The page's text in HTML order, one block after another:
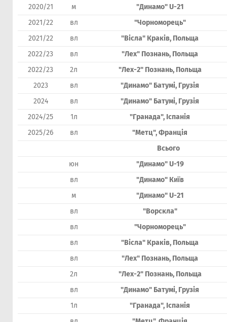
2020/21
м
"Динамо" U-21
2021/22
вл
"Чорноморець"
2021/22
вл
"Вісла" Краків, Польща
2022/23
вл
"Лех" Познань, Польща
2022/23
2л
"Лех-2" Познань, Польща
2023
вл
"Динамо" Батумі, Грузія
2024
вл
"Динамо" Батумі, Грузія
2024/25
1л
"Гранада", Іспанія
2025/26
вл
"Метц", Франція
Всього
юн
"Динамо" U-19
вл
"Динамо" Київ
м
"Динамо" U-21
вл
"Ворскла"
вл
"Чорноморець"
вл
"Вісла" Краків, Польща
вл
"Лех" Познань, Польща
2л
"Лех-2" Познань, Польща
вл
"Динамо" Батумі, Грузія
1л
"Гранада", Іспанія